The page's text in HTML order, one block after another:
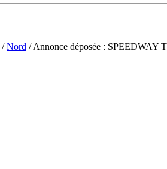
/Nord / Annonce déposée : SPEEDWAY